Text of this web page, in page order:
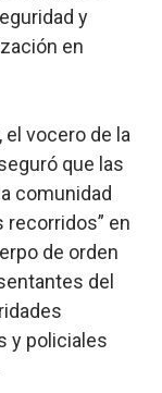
y
en
el vocero de la
que las
comunidad
recorridos” en
de orden
del
y policiales